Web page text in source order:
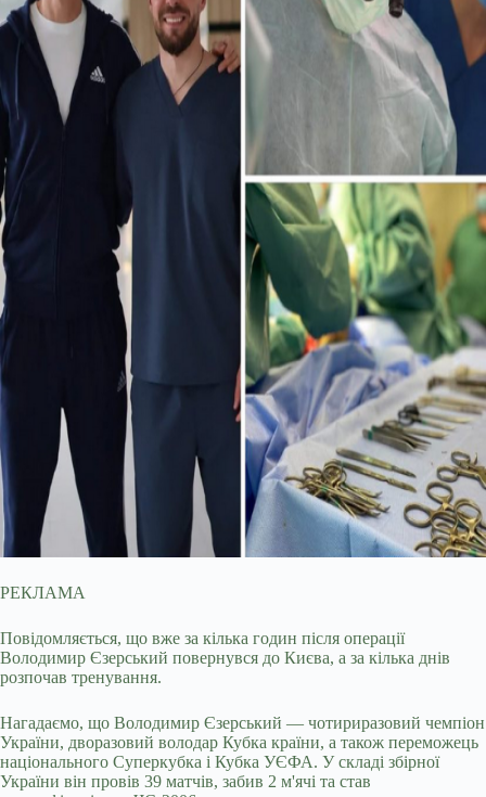
РЕКЛАМА
Повідомляється, що вже за кілька годин після операції
Володимир Єзерський повернувся до Києва, а за кілька днів
розпочав тренування.
Нагадаємо, що Володимир Єзерський — чотириразовий чемпіон
України, дворазовий володар Кубка країни, а також переможець
національного Суперкубка і Кубка УЄФА. У складі збірної
України він провів 39 матчів, забив 2 м'ячі та став